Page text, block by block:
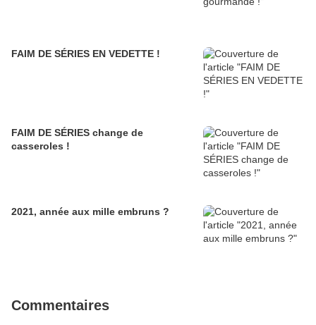
FAIM DE SÉRIES EN VEDETTE !
FAIM DE SÉRIES change de
casseroles !
2021, année aux mille embruns ?
Commentaires